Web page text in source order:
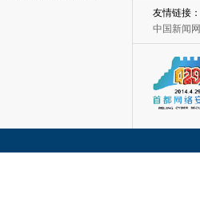
友情链接：
中国新闻网